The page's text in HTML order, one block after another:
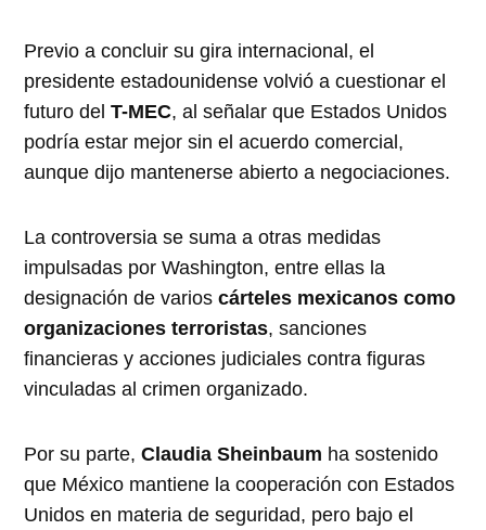
Previo a concluir su gira internacional, el
presidente estadounidense volvió a cuestionar el
futuro delT-MEC, al señalar que Estados Unidos
podría estar mejor sin el acuerdo comercial,
aunque dijo mantenerse abierto a negociaciones.
La controversia se suma a otras medidas
impulsadas por Washington, entre ellas la
designación de varioscárteles mexicanos como
organizaciones terroristas, sanciones
financieras y acciones judiciales contra figuras
vinculadas al crimen organizado.
Por su parte,Claudia Sheinbaum ha sostenido
que México mantiene la cooperación con Estados
Unidos en materia de seguridad, pero bajo el